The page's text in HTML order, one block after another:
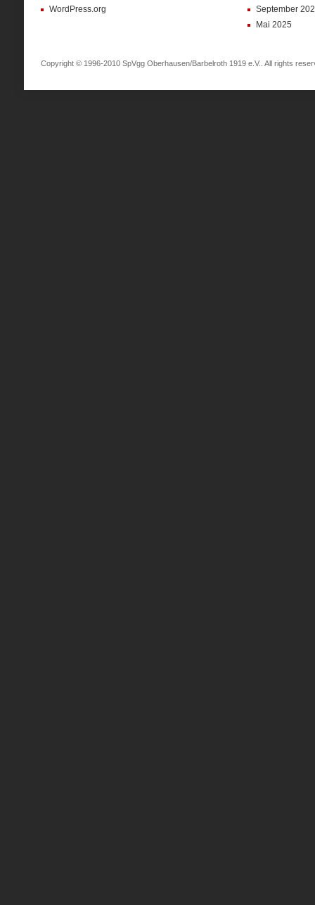
WordPress.org
September
Mai 2025
Copyright © 1996-2010 SpVgg Oberhausen/Barbelroth 1919 e.V.. All rights